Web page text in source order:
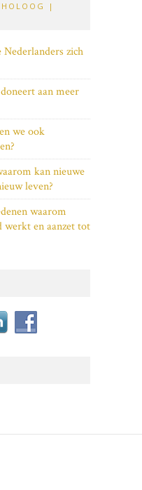
|
zich
aan meer
we ook
kan nieuwe
leven?
waarom
werkt en aanzet tot